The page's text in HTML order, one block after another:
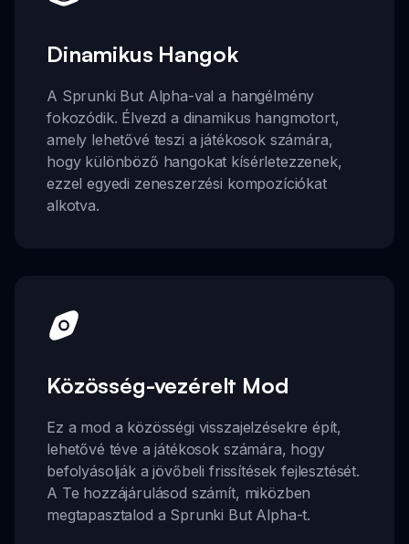
Dinamikus Hangok
A Sprunki But Alpha-val a hangélmény
fokozódik. Élvezd a dinamikus hangmotort,
amely lehetővé teszi a játékosok számára,
hogy különböző hangokat kísérletezzenek,
ezzel egyedi zeneszerzési kompozíciókat
alkotva.
Közösség-vezérelt Mod
Ez a mod a közösségi visszajelzésekre épít,
lehetővé téve a játékosok számára, hogy
befolyásolják a jövőbeli frissítések fejlesztését.
A Te hozzájárulásod számít, miközben
megtapasztalod a Sprunki But Alpha-t.